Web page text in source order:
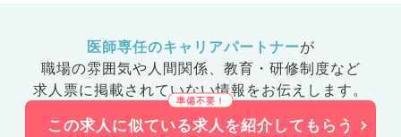
医師専任のキャリアパートナーが
職場の雰囲気や人間関係、 教育・研修制度など
求人票に掲載されていない情報をお伝えします。
この求人に似ている求人を紹介してもらう